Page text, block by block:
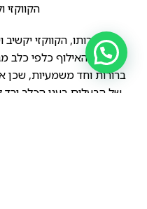
בבגרותו, הקווקזי
שיטות האילוף כלפי כלב
ברורות וחד משמעיות,
של הבעלים בעני הכלב ירד